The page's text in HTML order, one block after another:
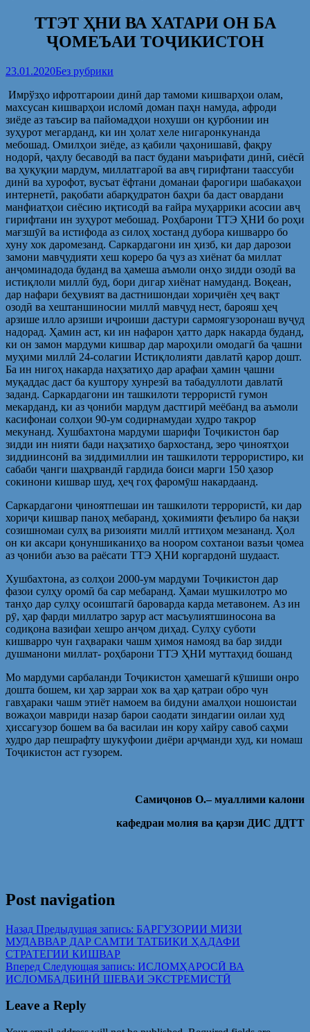
ТТЭТ ҲНИ ВА ХАТАРИ ОН БА
ҶОМЕЪАИ ТОҶИКИСТОН
23.01.2020Без рубрики
Имрўзҳо ифротгароии динӣ дар тамоми кишварҳои олам,
махсусан кишварҳои исломӣ доман паҳн намуда, афроди
зиёде аз таъсир ва пайомадҳои нохуши он қурбонии ин
зуҳурот мегарданд, ки ин ҳолат хеле нигаронкунанда
мебошад. Омилҳои зиёде, аз қабили ҷаҳонишавӣ, фақру
нодорӣ, ҷаҳлу бесаводӣ ва паст будани маърифати динӣ, сиёсӣ
ва ҳуқуқии мардум, миллатгароӣ ва авҷ гирифтани таассуби
динӣ ва хурофот, вусъат ёфтани доманаи фарогири шабакаҳои
интернетӣ, рақобати абарқудратон баҳри ба даст овардани
манфиатҳои сиёсию иқтисодӣ ва ғайра муҳаррики асосии авҷ
гирифтани ин зуҳурот мебошад. Роҳбарони ТТЭ ҲНИ бо роҳи
мағзшӯӣ ва истифода аз силоҳ хостанд дубора кишварро бо
хуну хок даромезанд. Саркардагони ин ҳизб, ки дар дарозои
замони мавҷудияти хеш кореро ба ҷуз аз хиёнат ба миллат
анҷоминадода буданд ва ҳамеша аъмоли онҳо зидди озодӣ ва
истиқлоли миллӣ буд, бори дигар хиёнат намуданд. Воқеан,
дар нафари беҳувият ва дастнишондаи хориҷиён ҳеҷ вақт
озодӣ ва хештаншиносии миллӣ мавҷуд нест, барояш ҳеҷ
арзише илло арзиши иҷроиши дастури сармоягузоронаш вуҷуд
надорад. Ҳамин аст, ки ин нафарон ҳатто дарк накарда буданд,
ки он замон мардуми кишвар дар мароҳили омодагӣ ба ҷашни
муҳими миллӣ 24-солагии Истиқлолияти давлатӣ қарор дошт.
Ба ин нигоҳ накарда наҳзатиҳо дар арафаи ҳамин ҷашни
муқаддас даст ба куштору хунрезӣ ва табадуллоти давлатӣ
заданд. Саркардагони ин ташкилоти террористӣ гумон
мекарданд, ки аз ҷониби мардум дастгирӣ меёбанд ва аъмоли
касифонаи солҳои 90-ум содирнамудаи худро такрор
мекунанд. Хушбахтона мардуми шарифи Тоҷикистон бар
зидди ин нияти бади наҳзатиҳо бархостанд, зеро ҷиноятҳои
зиддиинсонӣ ва зиддимиллии ин ташкилоти террористиро, ки
сабаби ҷанги шаҳрвандӣ гардида боиси марги 150 ҳазор
сокинони кишвар шуд, ҳеҷ гоҳ фаромӯш накардаанд.
Саркардагони ҷиноятпешаи ин ташкилоти террористӣ, ки дар
хориҷи кишвар паноҳ мебаранд, ҳокимияти феълиро ба нақзи
созишномаи сулҳ ва ризоияти миллӣ иттиҳом мезананд. Ҳол
он ки аксари қонуншиканиҳо ва ноором сохтанои вазъи ҷомеа
аз ҷониби аъзо ва раёсати ТТЭ ҲНИ коргардонӣ шудааст.
Хушбахтона, аз солҳои 2000-ум мардуми Тоҷикистон дар
фазои сулҳу оромӣ ба сар мебаранд. Ҳамаи мушкилотро мо
танҳо дар сулҳу осоиштагӣ бароварда карда метавонем. Аз ин
рӯ, ҳар фарди миллатро зарур аст масъулиятшиносона ва
содиқона вазифаи хешро анҷом диҳад. Сулҳу суботи
кишварро чун гаҳвараки чашм ҳимоя намояд ва бар зидди
душманони миллат- роҳбарони ТТЭ ҲНИ муттаҳид бошанд
Мо мардуми сарбаланди Тоҷикистон ҳамешагӣ кӯшиши онро
дошта бошем, ки ҳар зарраи хок ва ҳар қатраи обро чун
гавҳараки чашм этиёт намоем ва бидуни амалҳои ношоистаи
вожаҳои мавриди назар барои саодати зиндагии оилаи худ
ҳиссагузор бошем ва ба василаи ин кору хайру савоб саҳми
худро дар пешрафту шукуфоии диёри арҷманди худ, ки номаш
Тоҷикистон аст гузорем.
Самиҷонов О.– муаллими калони
кафедраи молия ва қарзи ДИС ДДТТ
Post navigation
Назад Предыдущая запись: БАРГУЗОРИИ МИЗИ
МУДАВВАР ДАР САМТИ ТАТБИҚИ ҲАДАФИ
СТРАТЕГИИ КИШВАР
Вперед Следующая запись: ИСЛОМҲАРОСӢ ВА
ИСЛОМБАДБИНӢ ШЕВАИ ЭКСТРЕМИСТӢ
Leave a Reply